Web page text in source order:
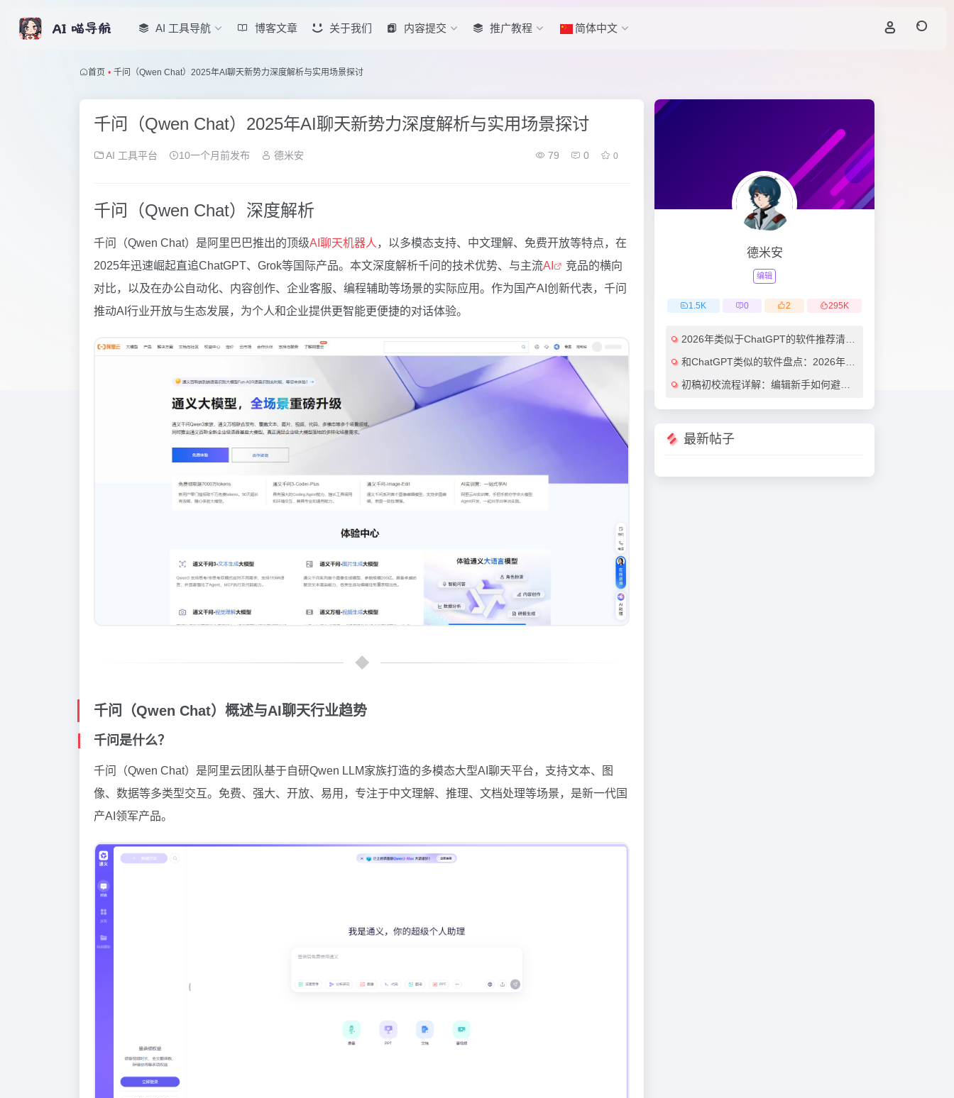
AI 工具导航 博客文章 关于我们 内容提交 推广教程 简体中文
首页 • 千问（Qwen Chat）2025年AI聊天新势力深度解析与实用场景探讨
千问（Qwen Chat）2025年AI聊天新势力深度解析与实用场景探讨
AI 工具平台 10一个月前发布 德米安 79 0 0
千问（Qwen Chat）深度解析
千问（Qwen Chat）是阿里巴巴推出的顶级AI聊天机器人 ，以多模态支持、中文理解、免费开放等特点，在
2025年迅速崛起直追ChatGPT、Grok等国际产品。本文深度解析千问的技术优势、与主流AI
竞品的横向
对比，以及在办公自动化、内容创作、企业客服、编程辅助等场景的实际应用。作为国产AI创新代表，千问
推动AI行业开放与生态发展，为个人和企业提供更智能更便捷的对话体验。
千问（Qwen Chat）概述与AI聊天行业趋势
千问是什么？
千问（Qwen Chat）是阿里云团队基于自研Qwen LLM家族打造的多模态大型AI聊天平台，支持文本、图
像、数据等多类型交互。免费、强大、开放、易用，专注于中文理解、推理、文档处理等场景，是新一代国
产AI领军产品。
德米安
编辑
1.5K 0 2 295K
2026年类似于ChatGPT的软件推荐清单：7款效率翻倍的AI对话工具（免费与付费对比）
和ChatGPT类似的软件盘点：2026年最值得尝试的7大AI对话工具推荐
初稿初校流程详解：编辑新手如何避免常见错误（附实用AI工具推荐）
最新帖子